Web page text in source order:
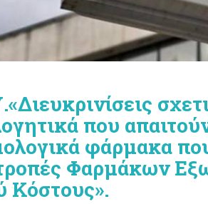
που
φάρμακα
Φαρμάκων
Κόστους».